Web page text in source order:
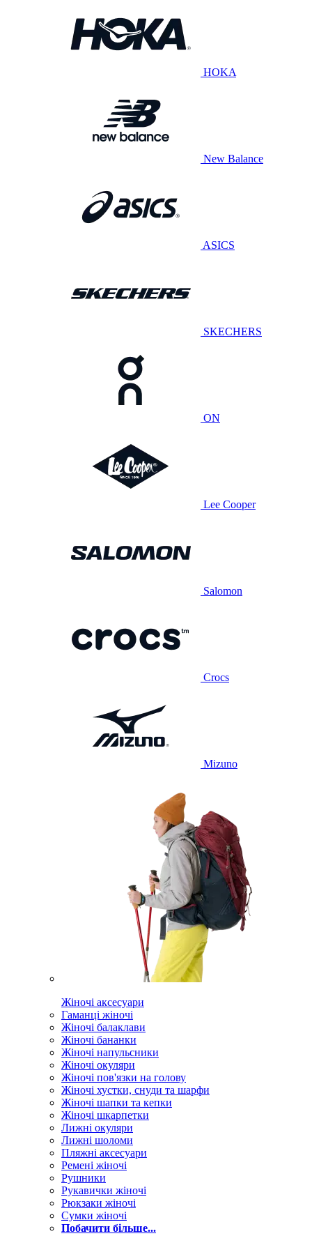
HOKA
New Balance
ASICS
SKECHERS
ON
Lee Cooper
Salomon
Crocs
Mizuno
Жіночі аксесуари
Гаманці жіночі
Жіночі балаклави
Жіночі бананки
Жіночі напульсники
Жіночі окуляри
Жіночі пов'язки на голову
Жіночі хустки, снуди та шарфи
Жіночі шапки та кепки
Жіночі шкарпетки
Лижні окуляри
Лижні шоломи
Пляжні аксесуари
Ремені жіночі
Рушники
Рукавички жіночі
Рюкзаки жіночі
Сумки жіночі
Побачити більше...